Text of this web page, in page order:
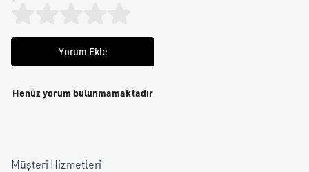
Yorum Ekle
Henüz yorum bulunmamaktadır
Müşteri Hizmetleri